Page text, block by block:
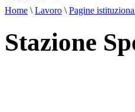
Home \ Lavoro \ Pagine
Stazione